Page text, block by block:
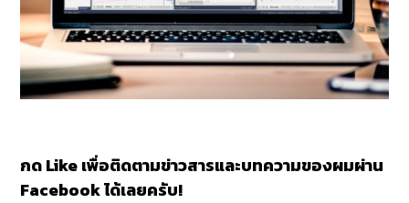
กด Like เพื่อติดตามข่าวสารและบทความของผมผ่าน
Facebook ได้เลยครับ!